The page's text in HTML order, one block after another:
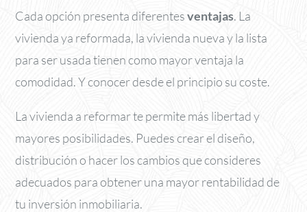
Cada opción presenta diferentesventajas. La
vivienda ya reformada, la vivienda nueva y la lista
para ser usada tienen como mayor ventaja la
comodidad. Y conocer desde el principio su coste.
La vivienda a reformar te permite más libertad y
mayores posibilidades. Puedes crear el diseño,
distribución o hacer los cambios que consideres
adecuados para obtener una mayor rentabilidad de
tu inversión inmobiliaria.